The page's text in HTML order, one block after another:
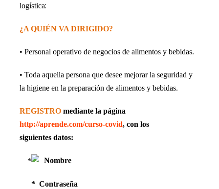
logística:
¿A QUIÉN VA DIRIGIDO?
• Personal operativo de negocios de alimentos y bebidas.
• Toda aquella persona que desee mejorar la seguridad y
la higiene en la preparación de alimentos y bebidas.
REGISTRO mediante la página
http://aprende.com/curso-covid, con los
siguientes datos:
Nombre
* Contraseña